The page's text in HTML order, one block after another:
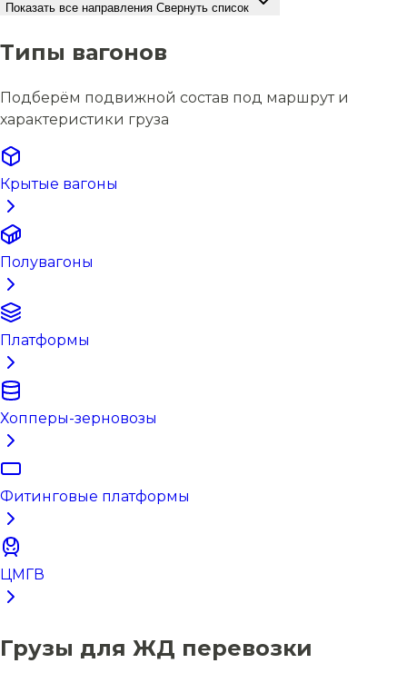
Показать все направления Свернуть список
Типы вагонов
Подберём подвижной состав под маршрут и
характеристики груза
Крытые вагоны
Полувагоны
Платформы
Хопперы-зерновозы
Фитинговые платформы
ЦМГВ
Грузы для ЖД перевозки